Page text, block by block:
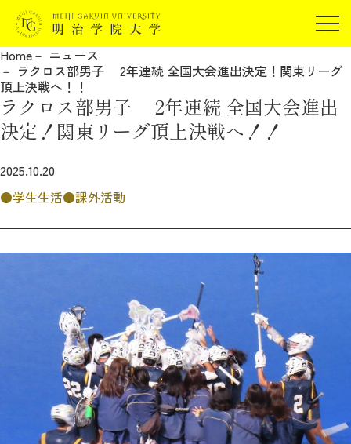
在学生の方
保証人の方
企業・研究者の方
JP EN
受験生の方
明治学院大学について
学生生活
Home
ニュース
ラクロス部男子 2年連続 全国大会進出決定！関東リーグ
頂上決戦へ！！
ラクロス部男子 2年連続 全国大会進出
決定！関東リーグ頂上決戦へ！！
2025.10.20
学生生活
課外活動